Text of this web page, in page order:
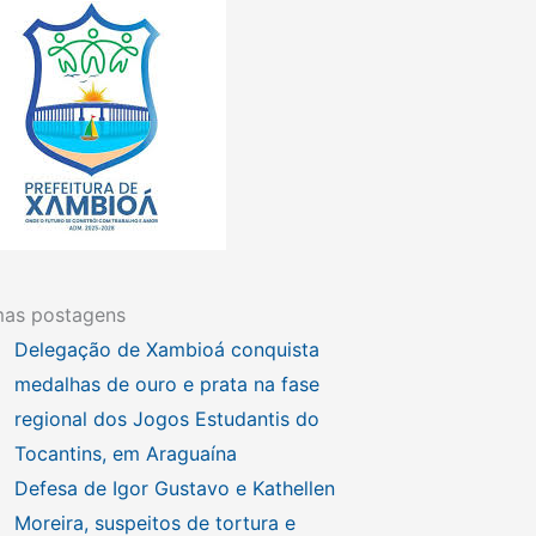
postagens
Delegação de Xambioá conquista
medalhas de ouro e prata na fase
regional dos Jogos Estudantis do
Tocantins, em Araguaína
Defesa de Igor Gustavo e Kathellen
Moreira, suspeitos de tortura e